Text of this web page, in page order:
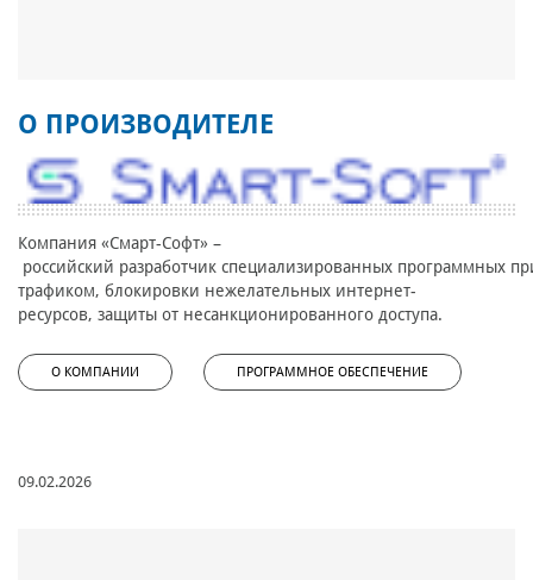
О ПРОИЗВОДИТЕЛЕ
Компания «Смарт-Софт» –
российский разработчик специализированных программных
трафиком, блокировки нежелательных интернет-
ресурсов, защиты от несанкционированного доступа.
О КОМПАНИИ ПРОГРАММНОЕ ОБЕСПЕЧЕНИЕ
09.02.2026